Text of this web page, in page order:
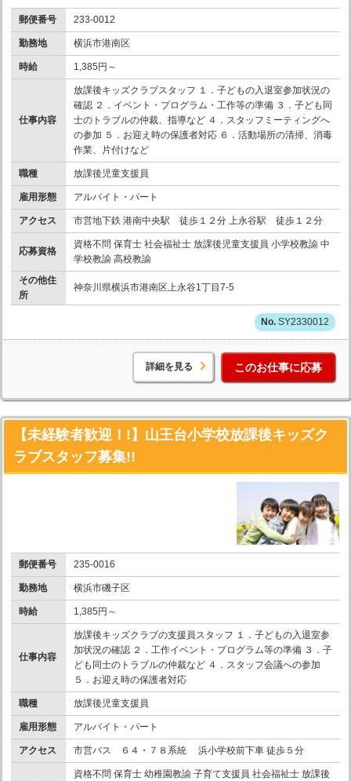
郵便番号 233-0012
勤務地 横浜市港南区
時給 1,385円～
仕事内容
放課後キッズクラブスタッフ １．子どもの入退室参加状況の
確認 ２．イベント・プログラム・工作等の準備 ３．子ども同
士のトラブルの仲裁、指導など ４．スタッフミーティングへ
の参加 ５．お迎え時の保護者対応 ６．活動場所の清掃、消毒
作業、片付けなど
職種 放課後児童支援員
雇用形態 アルバイト・パート
アクセス 市営地下鉄 港南中央駅 徒歩１２分 上永谷駅 徒歩１２分
応募資格
資格不問 保育士 社会福祉士 放課後児童支援員 小学校教諭 中
学校教諭 高校教諭
その他住
所
神奈川県横浜市港南区上永谷1丁目7-5
SY2330012
詳細を見る このお仕事に応募
【未経験者歓迎！!】山王台小学校放課後キッズク
ラブスタッフ募集!!
郵便番号 235-0016
勤務地 横浜市磯子区
時給 1,385円～
仕事内容
放課後キッズクラブの支援員スタッフ １．子どもの入退室参
加状況の確認 ２．工作イベント・プログラム等の準備 ３．子
ども同士のトラブルの仲裁など ４．スタッフ会議への参加
５．お迎え時の保護者対応
職種 放課後児童支援員
雇用形態 アルバイト・パート
アクセス 市営バス ６４・７８系統 浜小学校前下車 徒歩５分
資格不問 保育士 幼稚園教諭 子育て支援員 社会福祉士 放課後